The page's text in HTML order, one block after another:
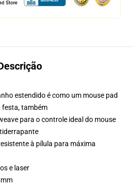
estendido é como um mouse pad
festa, também
para o controle ideal do mouse
à pílula para máxima
e laser